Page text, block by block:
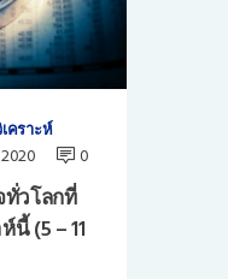
คราะห์
0
ทั่วโลกที่
(5 – 11